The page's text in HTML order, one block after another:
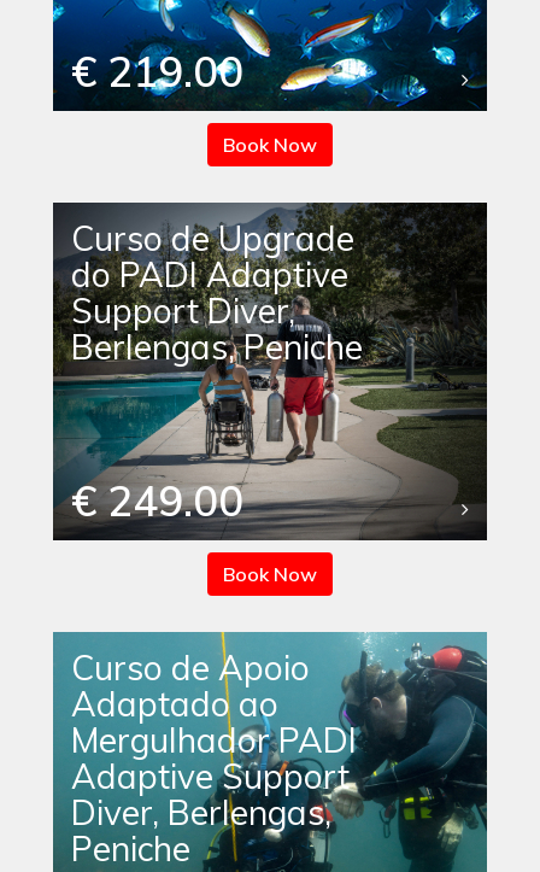
€ 219.00
Book Now
Curso de Upgrade
do PADI Adaptive
Support Diver,
Berlengas, Peniche
€ 249.00
Book Now
Curso de Apoio
Adaptado ao
Mergulhador PADI
Adaptive Support
Diver, Berlengas,
Peniche